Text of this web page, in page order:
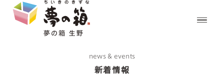
news & events
新着情報